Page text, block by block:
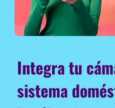
Integra tu
sistema